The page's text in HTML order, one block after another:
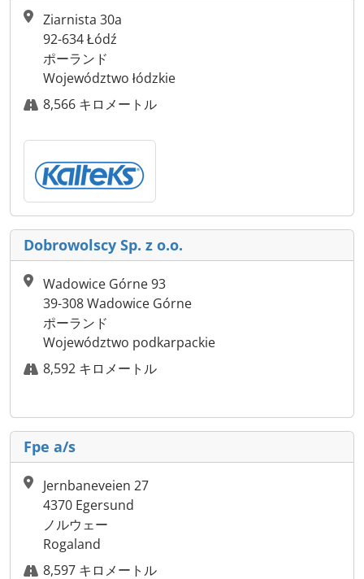
Ziarnista 30a
92-634 Łódź
ポーランド
Województwo łódzkie
8,566 キロメートル
Dobrowolscy Sp. z o.o.
Wadowice Górne 93
39-308 Wadowice Górne
ポーランド
Województwo podkarpackie
8,592 キロメートル
Fpe a/s
Jernbaneveien 27
4370 Egersund
ノルウェー
Rogaland
8,597 キロメートル